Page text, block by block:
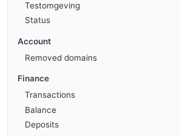
Testomgeving
Status
Account
Removed domains
Finance
Transactions
Balance
Deposits